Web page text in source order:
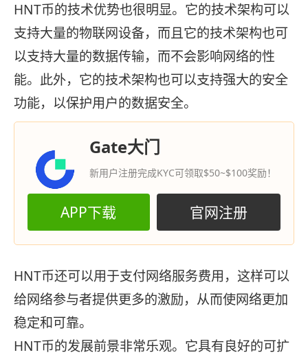
HNT币的技术优势也很明显。它的技术架构可以
支持大量的物联网设备，而且它的技术架构也可
以支持大量的数据传输，而不会影响网络的性
能。此外，它的技术架构也可以支持强大的安全
功能，以保护用户的数据安全。
Gate大门
新用户注册完成KYC可领取$50~$100奖励！
APP下载 官网注册
HNT币还可以用于支付网络服务费用，这样可以
给网络参与者提供更多的激励，从而使网络更加
稳定和可靠。
HNT币的发展前景非常乐观。它具有良好的可扩